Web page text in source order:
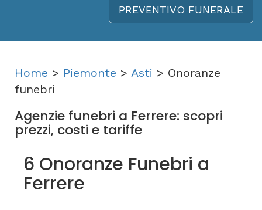
PREVENTIVO FUNERALE
Home > Piemonte > Asti > Onoranze
funebri
Agenzie funebri a Ferrere: scopri
prezzi, costi e tariffe
6 Onoranze Funebri a
Ferrere